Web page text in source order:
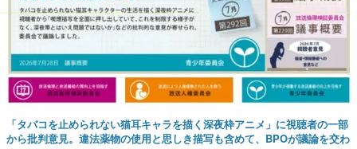
「タバコを止められない猫耳キャラを描く深夜枠アニメ」に視聴者の一部
から批判意見。違法薬物の使用と思しき描写も含めて、BPOが議論を交わ